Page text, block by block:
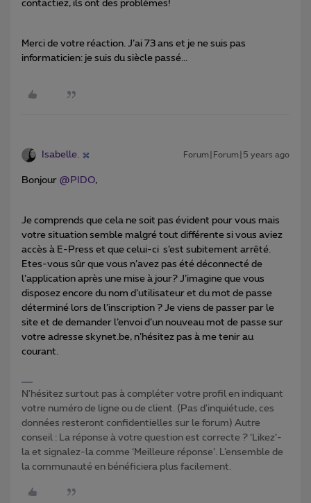
contactiez, ils ont des problèmes!
Merci de votre réaction. J’ai 73 ans et je ne suis pas
informaticien: je suis du siècle passé...
Isabelle. Forum|Forum|5 years ago
Bonjour @PIDO,
Je comprends que cela ne soit pas évident pour vous mais
votre situation semble malgré tout différente si vous aviez
accès à E-Press et que celui-ci s’est subitement arrêté.
Etes-vous sûr que vous n’avez pas été déconnecté de
l’application après une mise à jour? J’imagine que vous
disposez encore du nom d’utilisateur et du mot de passe
déterminé lors de l’inscription ? Je viens de passer par le
site et de demander l’envoi d’un nouveau mot de passe sur
votre adresse skynet.be, n’hésitez pas à me tenir au
courant.
N'hésitez surtout pas à compléter votre profil en indiquant
votre numéro de ligne ou de client. (Pas d'inquiétude, ces
données resteront confidentielles sur le forum) Autre
conseil : La réponse à votre question est correcte ? ‘Likez’-
la et signalez-la comme ‘Meilleure réponse’. L’ensemble de
la communauté en bénéficiera plus facilement.